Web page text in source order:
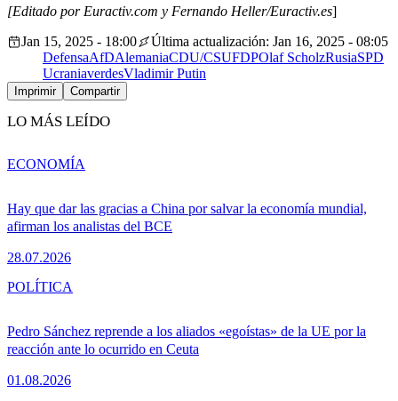
[Editado por Euractiv.com y Fernando Heller/Euractiv.es]
Jan 15, 2025 - 18:00
Última actualización: Jan 16, 2025 - 08:05
DefensaAfDAlemaniaCDU/CSUFDPOlaf ScholzRusiaSPD
UcraniaverdesVladimir Putin
Imprimir Compartir
LO MÁS LEÍDO
Hay que dar las gracias a China por salvar la economía mundial,
afirman los analistas del BCE
28.07.2026
ECONOMÍA
Pedro Sánchez reprende a los aliados «egoístas» de la UE por la
reacción ante lo ocurrido en Ceuta
01.08.2026
POLÍTICA